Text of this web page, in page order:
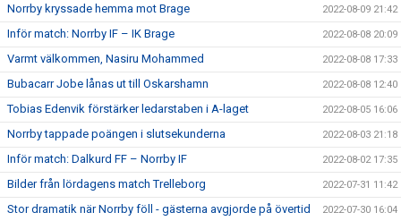
Norrby kryssade hemma mot Brage 2022-08-09 21:42
Inför match: Norrby IF – IK Brage 2022-08-08 20:09
Varmt välkommen, Nasiru Mohammed 2022-08-08 17:33
Bubacarr Jobe lånas ut till Oskarshamn 2022-08-08 12:40
Tobias Edenvik förstärker ledarstaben i A-laget 2022-08-05 16:06
Norrby tappade poängen i slutsekunderna 2022-08-03 21:18
Inför match: Dalkurd FF – Norrby IF 2022-08-02 17:35
Bilder från lördagens match Trelleborg 2022-07-31 11:42
Stor dramatik när Norrby föll - gästerna avgjorde på övertid 2022-07-30 16:04